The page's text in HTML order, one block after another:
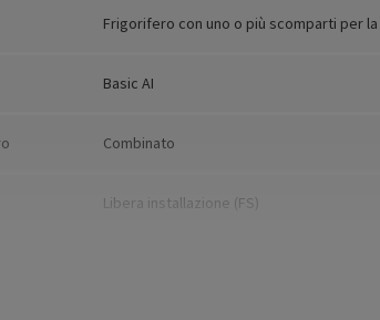
Frigorifero con uno o più scomparti per
Basic AI
Combinato
Libera installazione (FS)